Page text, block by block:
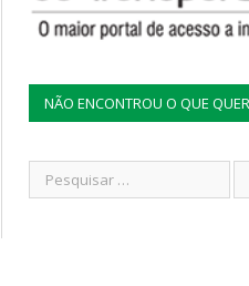
NÃO ENCONTROU O QUE